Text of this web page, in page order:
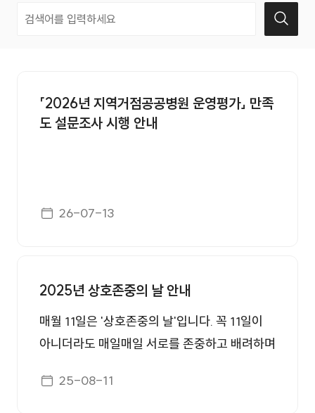
「2026년 지역거점공공병원 운영평가」 만족
도 설문조사 시행 안내
게시일자
26-07-13
2025년 상호존중의 날 안내
매월 11일은 '상호존중의 날'입니다. 꼭 11일이
아니더라도 매일매일 서로를 존중하고 배려하며
중을 위한 실천사항] 1. 올바른 호칭과 존댓말 사
게시일자
25-08-11